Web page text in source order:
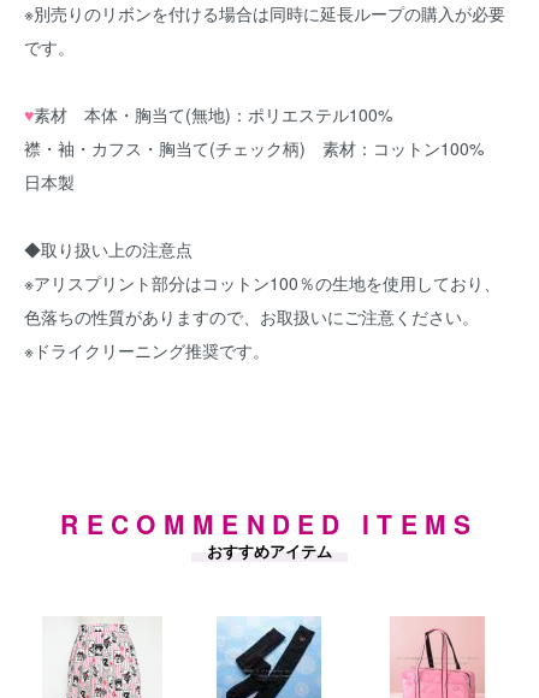
※別売りのリボンを付ける場合は同時に延長ループの購入が必要
です。
♥素材 本体・胸当て(無地)：ポリエステル100%
襟・袖・カフス・胸当て(チェック柄) 素材：コットン100%
日本製
◆取り扱い上の注意点
※アリスプリント部分はコットン100％の生地を使用しており、
色落ちの性質がありますので、お取扱いにご注意ください。
※ドライクリーニング推奨です。
RECOMMENDED ITEMS
おすすめアイテム